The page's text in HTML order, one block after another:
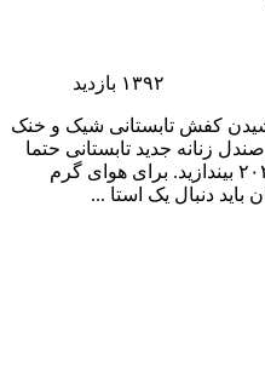
۱۳۹۲ بازدید
کفش تابستانی شیک و خنک
زنانه جدید تابستانی حتما
نگاهی به این ۶ مدل صندل زنانه ۲۰۲۰ بیندازید. برای هوای گرم
باید دنبال یک استا ...